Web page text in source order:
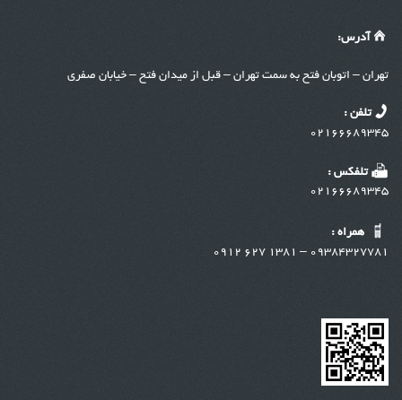
آدرس:
تهران – اتوبان فتح به سمت تهران – قبل از میدان فتح – خیابان صفری
تلفن :
02166689345
تلفکس :
02166689345
همراه :
09384327781 – 1381 627 0912